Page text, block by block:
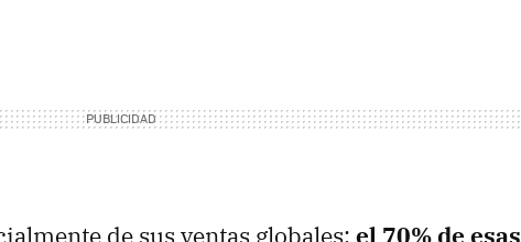
de sus ventas globales: el 70% de esas